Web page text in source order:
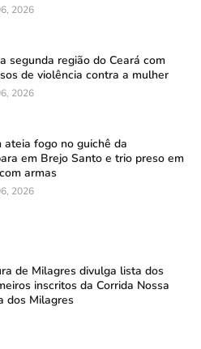
2026
segunda região do Ceará com
de violência contra a mulher
2026
ateia fogo no guichê da
em Brejo Santo e trio preso em
armas
2026
de Milagres divulga lista dos
inscritos da Corrida Nossa
dos Milagres